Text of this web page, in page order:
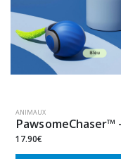
ANIMAUX
17.90€